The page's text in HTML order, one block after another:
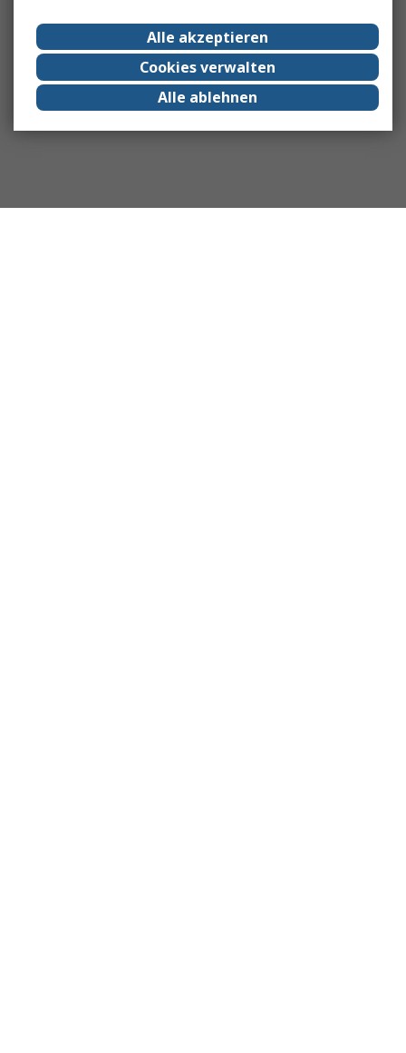
Alle akzeptieren
Cookies verwalten
Alle ablehnen